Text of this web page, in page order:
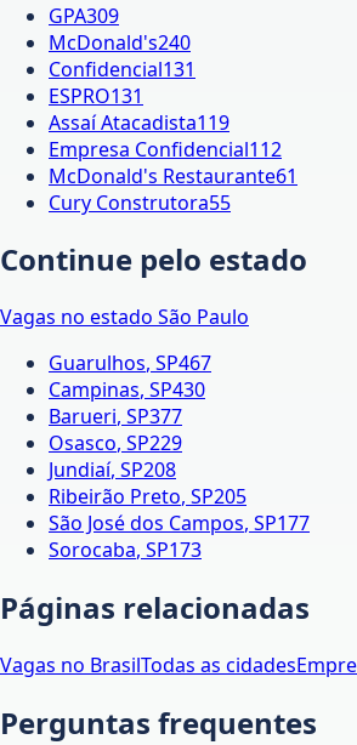
GPA309
McDonald's240
Confidencial131
ESPRO131
Assaí Atacadista119
Empresa Confidencial112
McDonald's Restaurante61
Cury Construtora55
Continue pelo estado
Vagas no estado São Paulo
Guarulhos, SP467
Campinas, SP430
Barueri, SP377
Osasco, SP229
Jundiaí, SP208
Ribeirão Preto, SP205
São José dos Campos, SP177
Sorocaba, SP173
Páginas relacionadas
Vagas no BrasilTodas as cidades
Perguntas frequentes